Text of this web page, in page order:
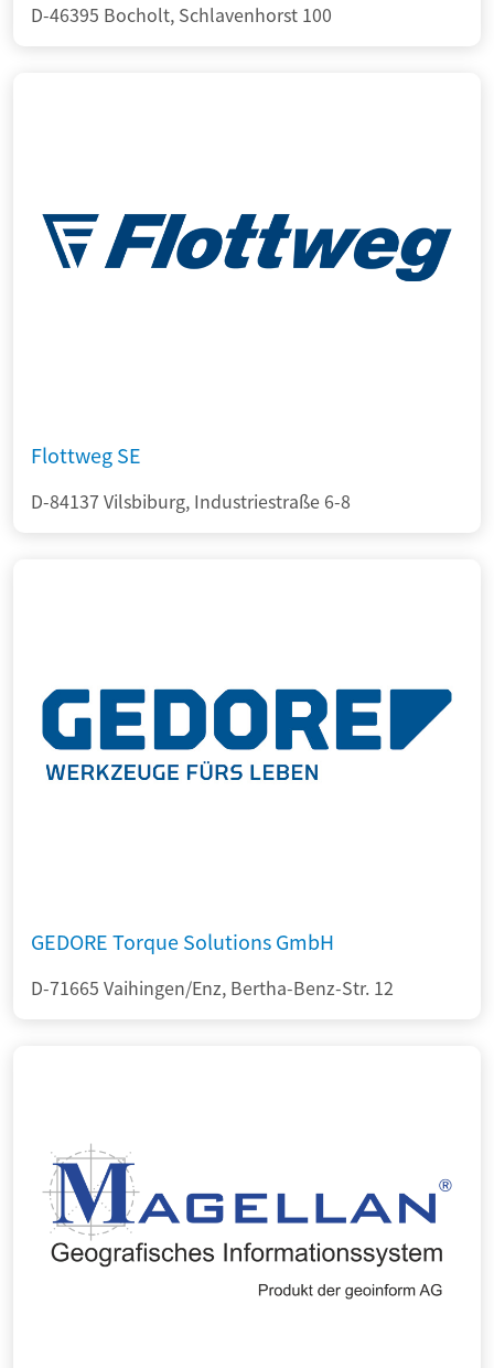
D-46395 Bocholt, Schlavenhorst 100
Flottweg SE
D-84137 Vilsbiburg, Industriestraße 6-8
GEDORE Torque Solutions GmbH
D-71665 Vaihingen/Enz, Bertha-Benz-Str. 12